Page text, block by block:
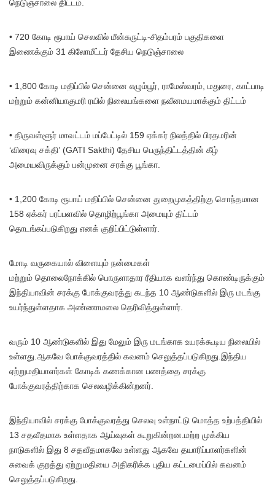
நெடுஞ்சாலை திட்டம்.
• 720 கோடி ரூபாய் செலவில் மீன்சுருட்டி-சிதம்பரம் பகுதிகளை
இணைக்கும் 31 கிலோமீட்டர் தேசிய நெடுஞ்சாலை
• 1,800 கோடி மதிப்பில் சென்னை எழும்பூர், ராமேஸ்வரம், மதுரை, காட்பாடி
மற்றும் கன்னியாகுமரி ரயில் நிலையங்களை நவீனமயமாக்கும் திட்டம்
• திருவள்ளூர் மாவட்டம் மப்பேட்டில் 159 ஏக்கர் நிலத்தில் பிரதமரின்
‘விரைவு சக்தி’ (GATI Sakthi) தேசிய பெருந்திட்டத்தின் கீழ்
அமையவிருக்கும் பன்முனை சரக்கு பூங்கா.
• 1,200 கோடி ரூபாய் மதிப்பில் சென்னை துறைமுகத்திற்கு சொந்தமான
158 ஏக்கர் பரப்பளவில் தொழிற்பூங்கா அமையும் திட்டம்
தொடங்கப்படுகிறது எனக் குறிப்பிட்டுள்ளார்.
மோடி வருகையால் விளையும் நன்மைகள்
மற்றும் தொலைநோக்கில் பொருளாதார ரீதியாக வளர்ந்து கொண்டிருக்கும்
இந்தியாவின் சரக்கு போக்குவரத்து கடந்த 10 ஆண்டுகளில் இரு மடங்கு
உயர்ந்துள்ளதாக அண்ணாமலை தெரிவித்துள்ளார்.
வரும் 10 ஆண்டுகளில் இது மேலும் இரு மடங்காக உயரக்கூடிய நிலையில்
உள்ளது.ஆகவே போக்குவரத்தில் கவனம் செலுத்தப்படுகிறது.இந்திய
ஏற்றுமதியாளர்கள் கோடிக் கணக்கான பணத்தை சரக்கு
போக்குவரத்திற்காக செலவழிக்கின்றனர்.
இந்தியாவில் சரக்கு போக்குவரத்து செலவு உள்நாட்டு மொத்த உற்பத்தியில்
13 சதவீதமாக உள்ளதாக ஆய்வுகள் கூறுகின்றன.மற்ற முக்கிய
நாடுகளில் இது 8 சதவீதமாகவே உள்ளது ஆகவே தயாரிப்பாளர்களின்
சுவைக் குறத்து ஏற்றுமதியை அதிகரிக்க புதிய கட்டமைப்பில் கவனம்
செலுத்தப்படுகிறது.